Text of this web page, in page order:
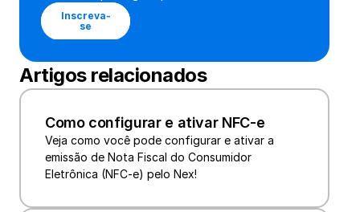
Inscreva-
se
Artigos relacionados
Como configurar e ativar NFC-e
Veja como você pode configurar e ativar a
emissão de Nota Fiscal do Consumidor
Eletrônica (NFC-e) pelo Nex!